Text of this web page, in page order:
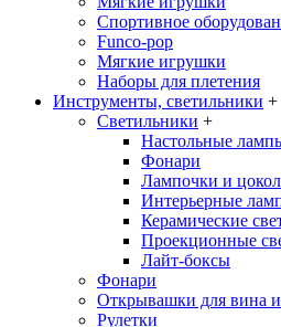
Спортивное
Funco-pop
Мягкие игрушки
Наборы для плетения
Инструменты, светильники +
Светильники +
Настольные
Фонари
Лампочки и
Интерьерные
Керамические
Проекционные
Лайт-боксы
Фонари
Открывашки для вина
Рулетки